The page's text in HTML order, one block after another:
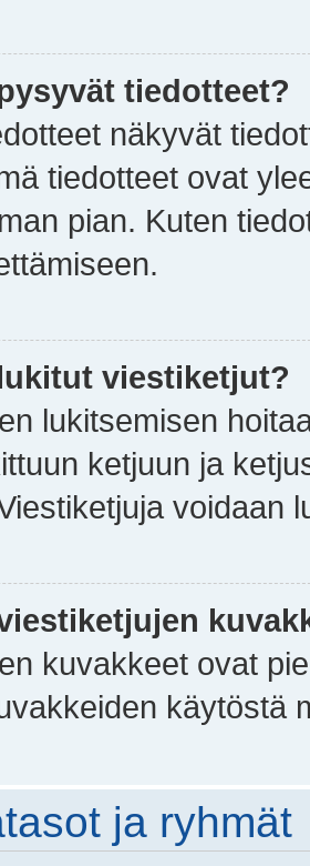
tiedotteet?
näkyvät
tiedotteet ovat
pian. Kuten
viestiketjut?
lukitsemisen
ketjuun ja
voidaan
kuvakkeet ovat
käytöstä
ja ryhmät